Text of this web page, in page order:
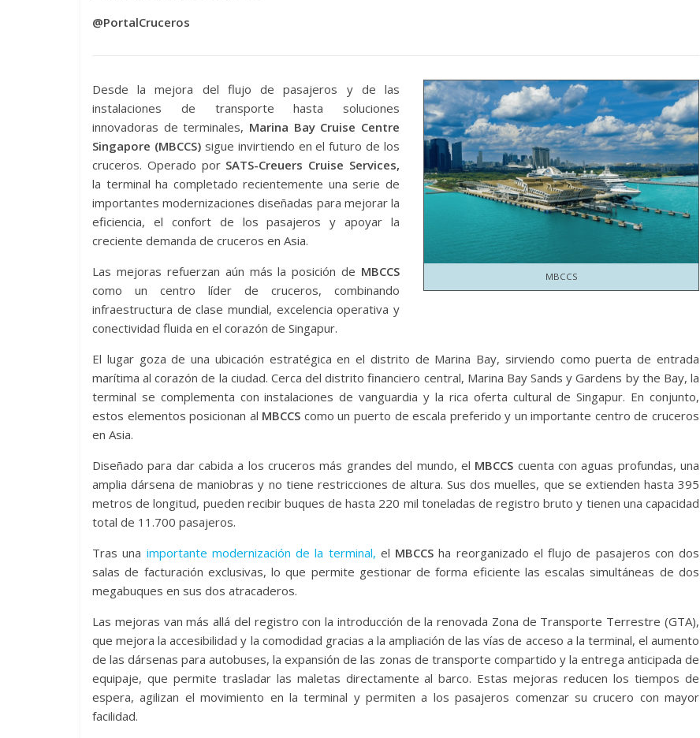
@PortalCruceros
MBCCS
Desde la mejora del flujo de pasajeros y de las
instalaciones de transporte hasta soluciones
innovadoras de terminales, Marina Bay Cruise Centre
Singapore (MBCCS)sigue invirtiendo en el futuro de los
cruceros. Operado por SATS-Creuers Cruise Services,
la terminal ha completado recientemente una serie de
importantes modernizaciones diseñadas para mejorar la
eficiencia, el confort de los pasajeros y apoyar la
creciente demanda de cruceros en Asia.
Las mejoras refuerzan aún más la posición de MBCCS
como un centro líder de cruceros, combinando
infraestructura de clase mundial, excelencia operativa y
conectividad fluida en el corazón de Singapur.
El lugar goza de una ubicación estratégica en el distrito de Marina Bay, sirviendo como puerta de entrada
marítima al corazón de la ciudad. Cerca del distrito financiero central, Marina Bay Sands y Gardens by the Bay, la
terminal se complementa con instalaciones de vanguardia y la rica oferta cultural de Singapur. En conjunto,
estos elementos posicionan al MBCCS como un puerto de escala preferido y un importante centro de cruceros
en Asia.
Diseñado para dar cabida a los cruceros más grandes del mundo, el MBCCS cuenta con aguas profundas, una
amplia dársena de maniobras y no tiene restricciones de altura. Sus dos muelles, que se extienden hasta 395
metros de longitud, pueden recibir buques de hasta 220 mil toneladas de registro bruto y tienen una capacidad
total de 11.700 pasajeros.
Tras una importante modernización de la terminal, el MBCCS ha reorganizado el flujo de pasajeros con dos
salas de facturación exclusivas, lo que permite gestionar de forma eficiente las escalas simultáneas de dos
megabuques en sus dos atracaderos.
Las mejoras van más allá del registro con la introducción de la renovada Zona de Transporte Terrestre (GTA),
que mejora la accesibilidad y la comodidad gracias a la ampliación de las vías de acceso a la terminal, el aumento
de las dársenas para autobuses, la expansión de las zonas de transporte compartido y la entrega anticipada de
equipaje, que permite trasladar las maletas directamente al barco. Estas mejoras reducen los tiempos de
espera, agilizan el movimiento en la terminal y permiten a los pasajeros comenzar su crucero con mayor
facilidad.